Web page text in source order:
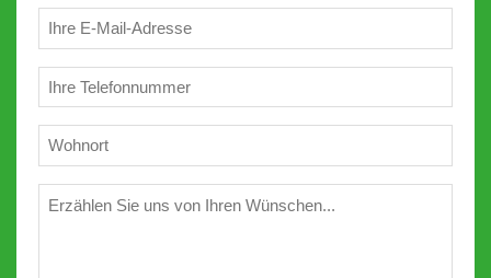
Mail
(erforderlich)
(erforderlich)
Wünschen